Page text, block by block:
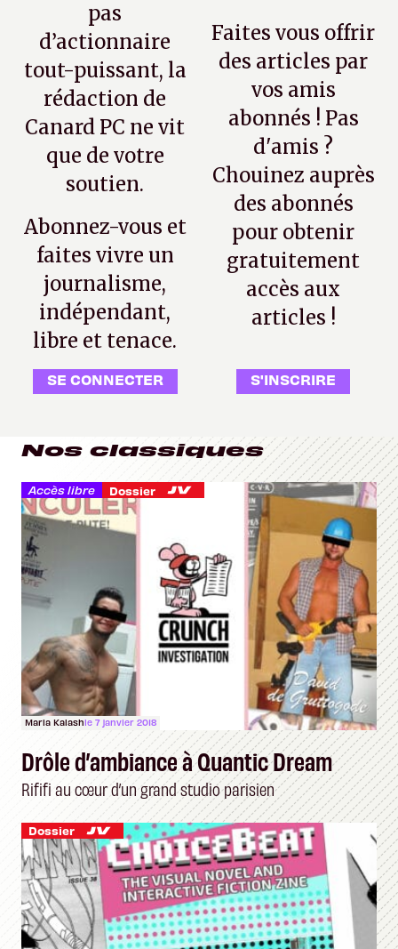
pas
d’actionnaire
tout-puissant, la
rédaction de
Canard PC ne vit
que de votre
soutien.
Abonnez-vous et
faites vivre un
journalisme,
indépendant,
libre et tenace.
SE CONNECTER
Faites vous offrir
des articles par
vos amis
abonnés ! Pas
d'amis ?
Chouinez auprès
des abonnés
pour obtenir
gratuitement
accès aux
articles !
S'INSCRIRE
Nos classiques
Accès libre Dossier
Maria Kalashle 7 janvier 2018
Drôle d’ambiance à Quantic Dream
Rififi au cœur d’un grand studio parisien
Dossier